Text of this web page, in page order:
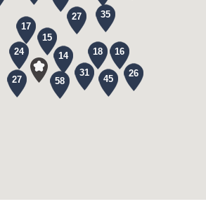
35
27
16
26
58
14
45
17
15
18
24
31
27